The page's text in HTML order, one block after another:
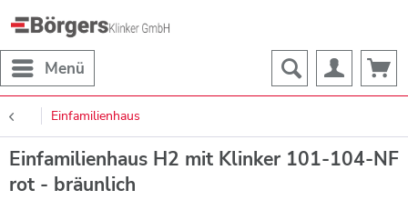
Menü
Einfamilienhaus
Einfamilienhaus H2 mit Klinker 101-104-NF
rot - bräunlich